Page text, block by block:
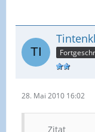
28. Mai 2010 16:02
Zitat